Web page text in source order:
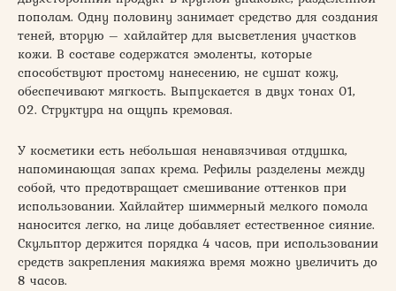
пополам. Одну половину занимает средство для создания
теней, вторую – хайлайтер для высветления участков
кожи. В составе содержатся эмоленты, которые
способствуют простому нанесению, не сушат кожу,
обеспечивают мягкость. Выпускается в двух тонах 01,
02. Структура на ощупь кремовая.
У косметики есть небольшая ненавязчивая отдушка,
напоминающая запах крема. Рефилы разделены между
собой, что предотвращает смешивание оттенков при
использовании. Хайлайтер шиммерный мелкого помола
наносится легко, на лице добавляет естественное сияние.
Скульптор держится порядка 4 часов, при использовании
средств закрепления макияжа время можно увеличить до
8 часов.